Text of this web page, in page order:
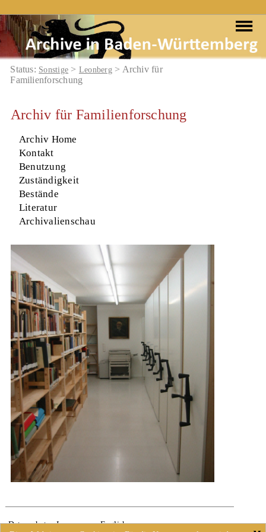
Status: Sonstige > Leonberg > Archiv für
Familienforschung
Archiv für Familienforschung
Archiv Home
Kontakt
Benutzung
Zuständigkeit
Bestände
Literatur
Archivalienschau
Datenschutz Impressum
English